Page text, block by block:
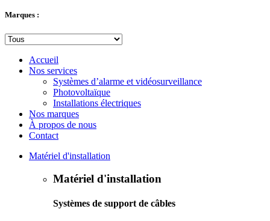
Marques :
Accueil
Nos services
Systèmes d’alarme et vidéosurveillance
Photovoltaïque
Installations électriques
Nos marques
À propos de nous
Contact
Matériel d'installation
Matériel d'installation
Systèmes de support de câbles